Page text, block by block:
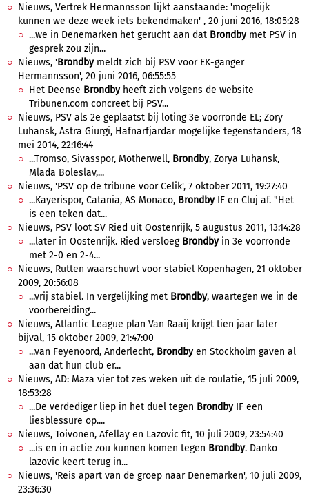
Nieuws, Vertrek Hermannsson lijkt aanstaande: 'mogelijk
kunnen we deze week iets bekendmaken' , 20 juni 2016, 18:05:28
...we in Denemarken het gerucht aan dat Brondbymet PSV in
gesprek zou zijn...
Nieuws, 'Brondbymeldt zich bij PSV voor EK-ganger
Hermannsson', 20 juni 2016, 06:55:55
Het Deense Brondbyheeft zich volgens de website
Tribunen.com concreet bij PSV...
Nieuws, PSV als 2e geplaatst bij loting 3e voorronde EL; Zory
Luhansk, Astra Giurgi, Hafnarfjardar mogelijke tegenstanders, 18
mei 2014, 22:16:44
...Tromso, Sivasspor, Motherwell, Brondby, Zorya Luhansk,
Mlada Boleslav,...
Nieuws, 'PSV op de tribune voor Celik', 7 oktober 2011, 19:27:40
...Kayerispor, Catania, AS Monaco, BrondbyIF en Cluj af. "Het
is een teken dat...
Nieuws, PSV loot SV Ried uit Oostenrijk, 5 augustus 2011, 13:14:28
...later in Oostenrijk. Ried versloeg Brondbyin 3e voorronde
met 2-0 en 2-4...
Nieuws, Rutten waarschuwt voor stabiel Kopenhagen, 21 oktober
2009, 20:56:08
...vrij stabiel. In vergelijking met Brondby, waartegen we in de
voorbereiding...
Nieuws, Atlantic League plan Van Raaij krijgt tien jaar later
bijval, 15 oktober 2009, 21:47:00
...van Feyenoord, Anderlecht, Brondbyen Stockholm gaven al
aan dat hun club er...
Nieuws, AD: Maza vier tot zes weken uit de roulatie, 15 juli 2009,
18:53:28
...De verdediger liep in het duel tegen BrondbyIF een
liesblessure op....
Nieuws, Toivonen, Afellay en Lazovic fit, 10 juli 2009, 23:54:40
...is en in actie zou kunnen komen tegen Brondby. Danko
lazovic keert terug in...
Nieuws, 'Reis apart van de groep naar Denemarken', 10 juli 2009,
23:36:30